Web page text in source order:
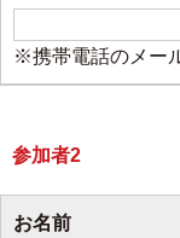
※携帯電話のメー
参加者2
お名前